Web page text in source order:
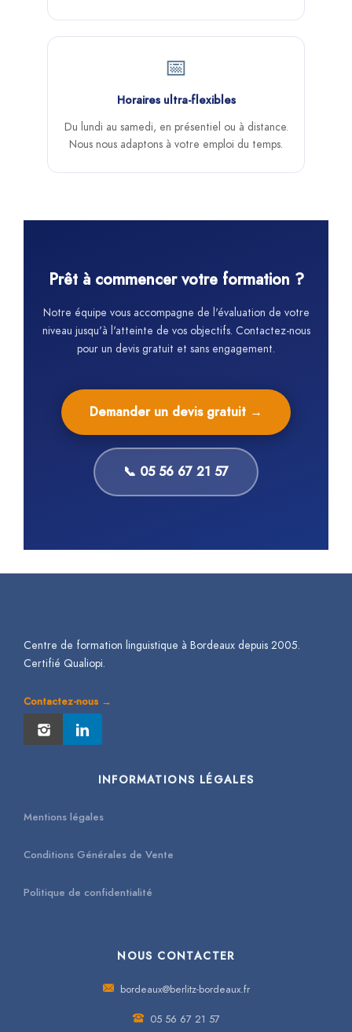
📅
Horaires ultra-flexibles
Du lundi au samedi, en présentiel ou à distance.
Nous nous adaptons à votre emploi du temps.
Prêt à commencer votre formation ?
Notre équipe vous accompagne de l'évaluation de votre
niveau jusqu'à l'atteinte de vos objectifs. Contactez-nous
pour un devis gratuit et sans engagement.
Demander un devis gratuit →
📞 05 56 67 21 57
Centre de formation linguistique à Bordeaux depuis 2005.
Certifié Qualiopi.
Contactez-nous →
INFORMATIONS LÉGALES
Mentions légales
Conditions Générales de Vente
Politique de confidentialité
NOUS CONTACTER
bordeaux@berlitz-bordeaux.fr
05 56 67 21 57